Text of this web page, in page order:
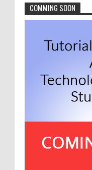
thanks
8-1-
I love
work done by our
Greetings from
New
COMMING SOON